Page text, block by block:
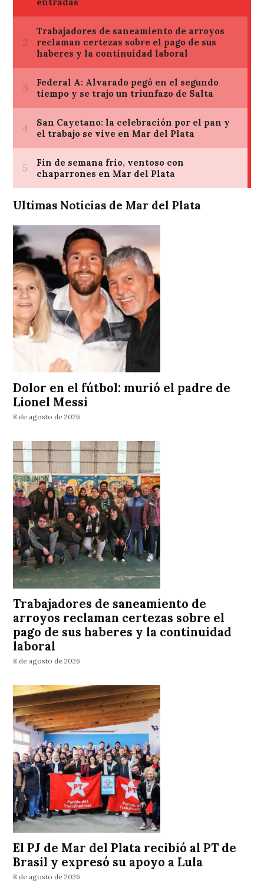
Ultimas Noticias de Mar del Plata
Dolor en el fútbol: murió el padre de
Lionel Messi
8 de agosto de 2026
Trabajadores de saneamiento de
arroyos reclaman certezas sobre el
pago de sus haberes y la continuidad
laboral
8 de agosto de 2026
El PJ de Mar del Plata recibió al PT de
Brasil y expresó su apoyo a Lula
8 de agosto de 2026